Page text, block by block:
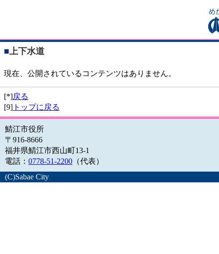
■上下水道
現在、公開されているコンテンツはありません。
[*]戻る
[9] トップに戻る
鯖江市役所
〒916-8666
福井県鯖江市西山町13-1
電話： 0778-51-2200 （代表）
(C)Sabae City